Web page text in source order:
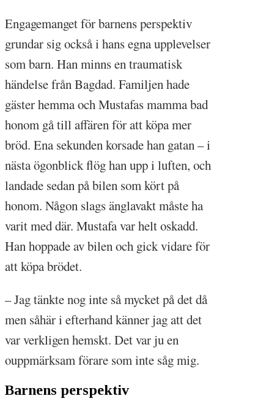
Engagemanget för barnens perspektiv
grundar sig också i hans egna upplevelser
som barn. Han minns en traumatisk
händelse från Bagdad. Familjen hade
gäster hemma och Mustafas mamma bad
honom gå till affären för att köpa mer
bröd. Ena sekunden korsade han gatan – i
nästa ögonblick flög han upp i luften, och
landade sedan på bilen som kört på
honom. Någon slags änglavakt måste ha
varit med där. Mustafa var helt oskadd.
Han hoppade av bilen och gick vidare för
att köpa brödet.
– Jag tänkte nog inte så mycket på det då
men såhär i efterhand känner jag att det
var verkligen hemskt. Det var ju en
ouppmärksam förare som inte såg mig.
Barnens perspektiv